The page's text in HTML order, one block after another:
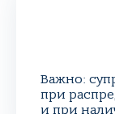
Важно:
при
и при